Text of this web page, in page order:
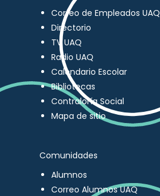
Correo de Empleados UAQ
Directorio
TV UAQ
Radio UAQ
Calendario Escolar
Bibliotecas
Contraloría Social
Mapa de sitio
Comunidades
Alumnos
Correo Alumnos UAQ